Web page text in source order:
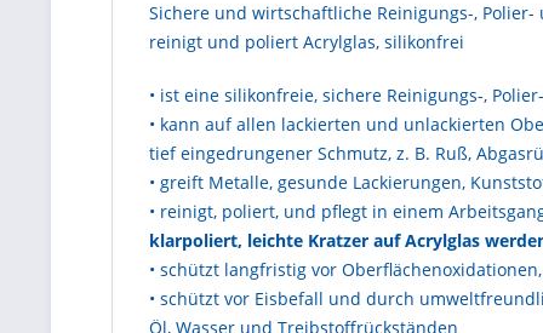
Sichere und wirtschaftliche Reinigungs-,
reinigt und poliert Acrylglas, silikonfrei
• ist eine silikonfreie, sichere Reinigungs-,
• kann auf allen lackierten und unlackierten
tief eingedrungener Schmutz, z. B. Ruß,
• greift Metalle, gesunde Lackierungen,
• reinigt, poliert, und pflegt in einem
klarpoliert, leichte Kratzer auf Acrylglas
• schützt langfristig vor
• schützt vor Eisbefall und durch
Öl, Wasser und Treibstoffrückständen